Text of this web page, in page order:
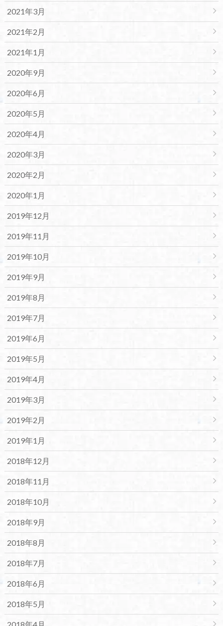
2021年3月
2021年2月
2021年1月
2020年9月
2020年6月
2020年5月
2020年4月
2020年3月
2020年2月
2020年1月
2019年12月
2019年11月
2019年10月
2019年9月
2019年8月
2019年7月
2019年6月
2019年5月
2019年4月
2019年3月
2019年2月
2019年1月
2018年12月
2018年11月
2018年10月
2018年9月
2018年8月
2018年7月
2018年6月
2018年5月
2018年4月